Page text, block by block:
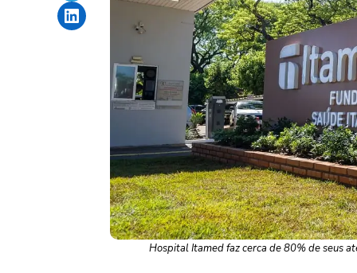
Share on LinkedIn
Hospital Itamed faz cerca de 80% de seus